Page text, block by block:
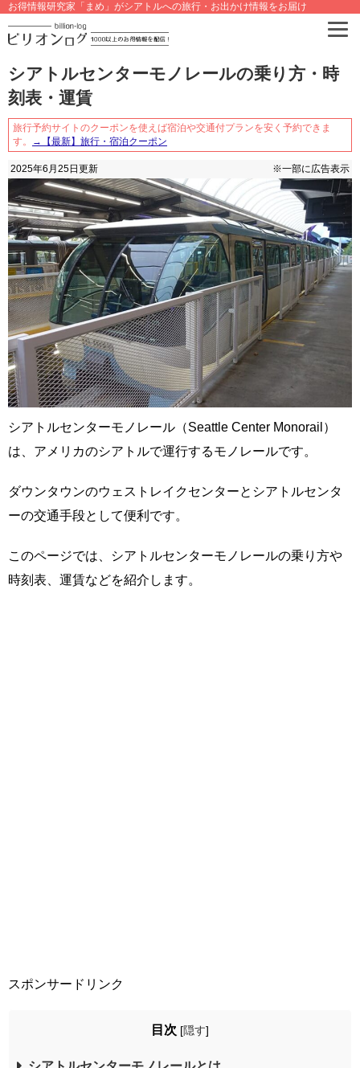
お得情報研究家「まめ」がシアトルへの旅行・お出かけ情報をお届け
シアトルセンターモノレールの乗り方・時
刻表・運賃
旅行予約サイトのクーポンを使えば宿泊や交通付プランを安く予約できま
す。
→【最新】旅行・宿泊クーポン
2025年6月25日 更新 ※一部に広告表示
シアトルセンターモノレール（Seattle Center Monorail）
は、アメリカのシアトルで運行するモノレールです。
ダウンタウンのウェストレイクセンターとシアトルセンタ
ーの交通手段として便利です。
このページでは、シアトルセンターモノレールの乗り方や
時刻表、運賃などを紹介します。
スポンサードリンク
目次 [隠す]